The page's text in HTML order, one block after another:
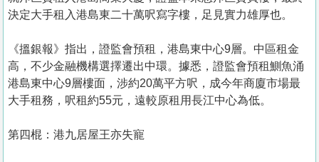
決定大手租入港島東二十萬呎寫字樓，足見實力雄厚也。
《搵銀報》指出，證監會預租，港島東中心9層。中區租金
高，不少金融機構選擇遷出中環。據悉，證監會預租鰂魚涌
港島東中心9層樓面，涉約20萬平方呎，成今年商廈市場最
大手租務，呎租約55元，遠較原租用長江中心為低。
第四棍：港九居屋王亦失寵